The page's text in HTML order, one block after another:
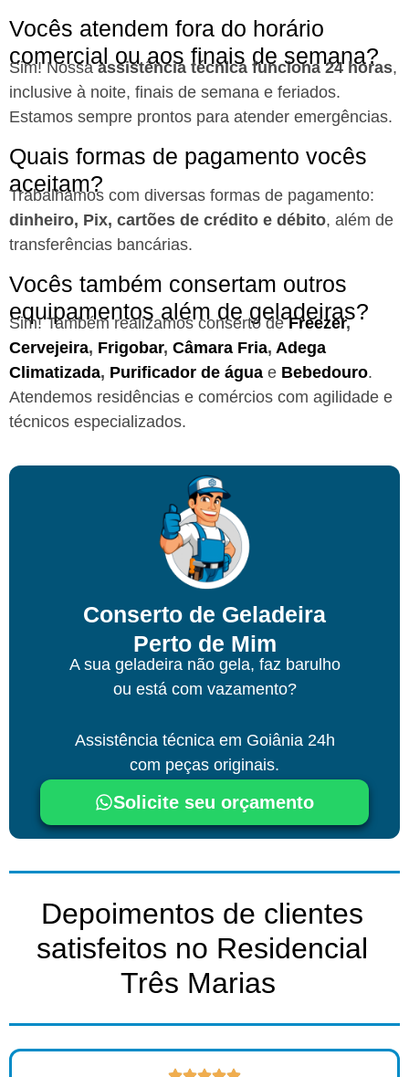
Vocês atendem fora do horário
comercial ou aos finais de semana?
Sim! Nossaassistência técnica funciona 24 horas,
inclusive à noite, finais de semana e feriados.
Estamos sempre prontos para atender emergências.
Quais formas de pagamento vocês
aceitam?
Trabalhamos com diversas formas de pagamento:
dinheiro, Pix, cartões de crédito e débito, além de
transferências bancárias.
Vocês também consertam outros
equipamentos além de geladeiras?
Sim! Também realizamos conserto deFreezer,
Cervejeira, Frigobar, Câmara Fria, Adega
Climatizada, Purificador de água e Bebedouro.
Atendemos residências e comércios com agilidade e
técnicos especializados.
Conserto de Geladeira
Perto de Mim
A sua geladeira não gela, faz barulho
ou está com vazamento?
Assistência técnica em Goiânia24h
com peças originais.
Solicite seu orçamento
Depoimentos de clientes
satisfeitos no Residencial
Três Marias ​